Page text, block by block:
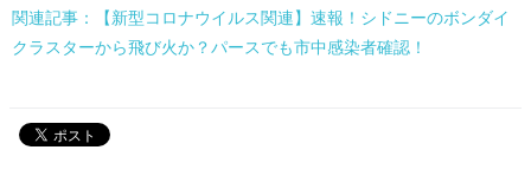
関連記事：【新型コロナウイルス関連】速報！シドニーのボンダイ
クラスターから飛び火か？パースでも市中感染者確認！